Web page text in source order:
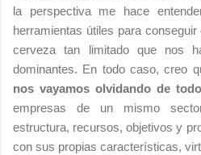
la perspectiva me hace
herramientas útiles para
cerveza tan limitado que nos
dominantes. En todo caso, creo
nos vayamos olvidando de
empresas de un mismo
estructura, recursos, objetivos y
con sus propias características,